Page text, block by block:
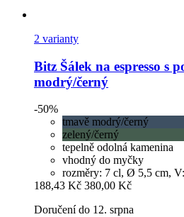
2 varianty
Bitz Šálek na espresso s
modrý/černý
-50%
tmavě modrý/černý
zelený/černý
tepelně odolná kamenina
vhodný do myčky
rozměry: 7 cl, Ø 5,5 cm,
188,43 Kč 380,00 Kč
Doručení do 12. srpna